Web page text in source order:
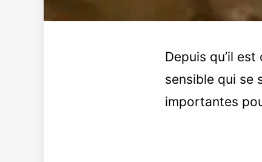
Depuis qu’il
sensible qui se
importantes